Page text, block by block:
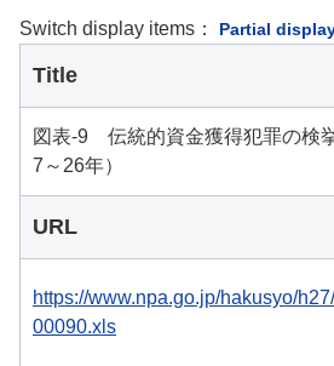
Switch display items： Partial
Title
図表-9 伝統的資金獲得犯罪の検
7～26年）
URL
https://www.npa.go.jp/hakusyo/
00090.xls